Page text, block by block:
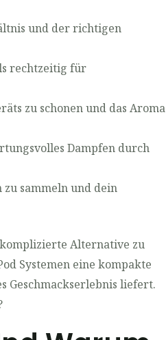
und der richtigen
rechtzeitig für
zu schonen und das Aroma
Dampfen durch
sammeln und dein
Alternative zu
Systemen eine kompakte
Geschmackserlebnis liefert.